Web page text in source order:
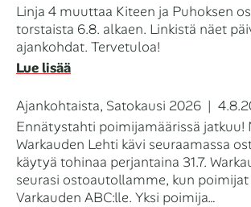
Linja 4 muuttaa Kiteen ja Puhoksen
torstaista 6.8. alkaen. Linkistä näet
ajankohdat. Tervetuloa!
Lue lisää
Kategoriat
Ajankohtaista, Satokausi 2026
Ennätystahti poimijamäärissä jatkuu!
Warkauden Lehti kävi seuraamassa
käytyä tohinaa perjantaina 31.7.
seurasi ostoautollamme, kun
Varkauden ABC:lle. Yksi poimija…